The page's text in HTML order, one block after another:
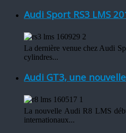
Audi Sport RS3 LMS
La dernière venue chez Audi
cylindres...
Audi GT3, une
La nouvelle Audi R8 LMS
internationaux...